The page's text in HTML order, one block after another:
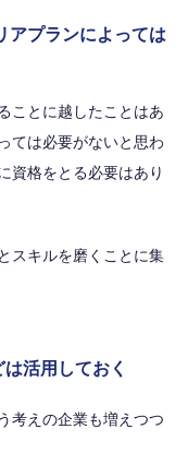
アプランによっては
ことに越したことはあ
ては必要がないと思わ
資格をとる必要はあり
スキルを磨くことに集
活用しておく
考えの企業も増えつつ